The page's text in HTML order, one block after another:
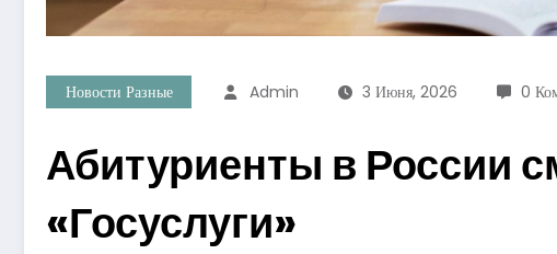
Новости Разные Admin 3 Июня, 2026 0
Абитуриенты в России
«Госуслуги»